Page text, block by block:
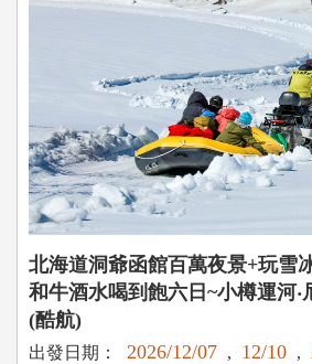
北海道洞爺函館百萬夜景+玩雪
和牛酒水喝到飽六日~小樽運河‧
(酷航)
出發日期： 2026/12/07 , 12/10 ,